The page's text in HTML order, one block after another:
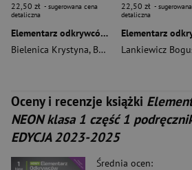
22,50 zł - sugerowana cena
detaliczna
Elementarz odkrywców NEON klasa 2 część 1 zeszyt ćwiczeń matematycznych EDYCJA 2024-2026
Bielenica Krystyna, Bura Maria ,Kwil
22,50 zł -
detaliczna
Oceny i recenzje książki
NEON klasa 1 część 1
EDYCJA 2023-2025
Średnia ocen: